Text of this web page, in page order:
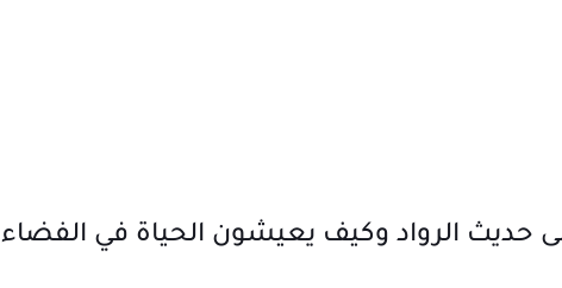
حديث الرواد وكيف يعيشون الحياة في الفضاء